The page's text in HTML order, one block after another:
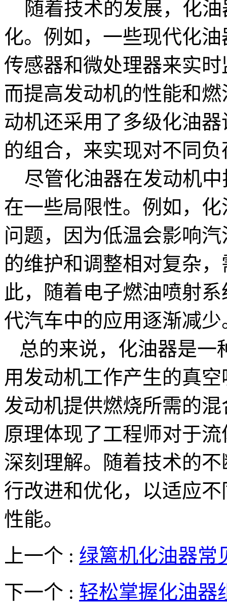
随着技术的发展，化油
化。例如，一些现代化
传感器和微处理器来实
而提高发动机的性能和
动机还采用了多级化油
的组合，来实现对不同
尽管化油器在发动机中
在一些局限性。例如，
问题，因为低温会影响
的维护和调整相对复杂
此，随着电子燃油喷射
代汽车中的应用逐渐减少
总的来说，化油器是一
用发动机工作产生的真
发动机提供燃烧所需的
原理体现了工程师对于
深刻理解。随着技术的
行改进和优化，以适应
性能。
上一个 : 绿篱机化油器常
下一个 : 轻松掌握化油器